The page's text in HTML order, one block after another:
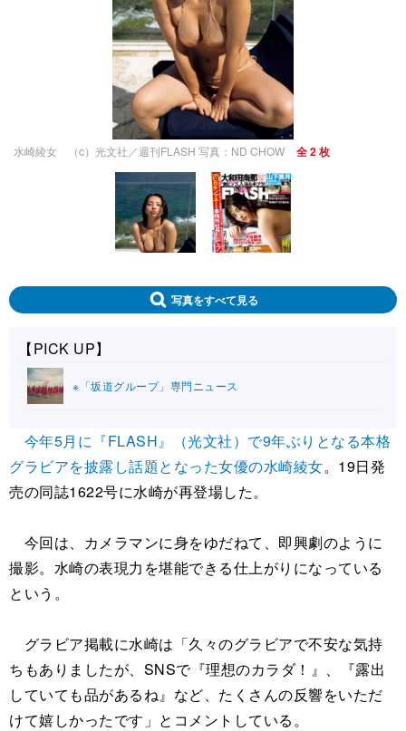
水崎綾女 （c）光文社／週刊FLASH 写真：ND CHOW 全 2 枚
写真をすべて見る
【PICK UP】
※「坂道グループ」専門ニュース
今年5月に『FLASH』（光文社）で9年ぶりとなる本格
グラビアを披露し話題となった女優の水崎綾女。19日発
売の同誌1622号に水崎が再登場した。
今回は、カメラマンに身をゆだねて、即興劇のように
撮影。水崎の表現力を堪能できる仕上がりになっている
という。
グラビア掲載に水崎は「久々のグラビアで不安な気持
ちもありましたが、SNSで『理想のカラダ！』、『露出
していても品があるね』など、たくさんの反響をいただ
けて嬉しかったです」とコメントしている。